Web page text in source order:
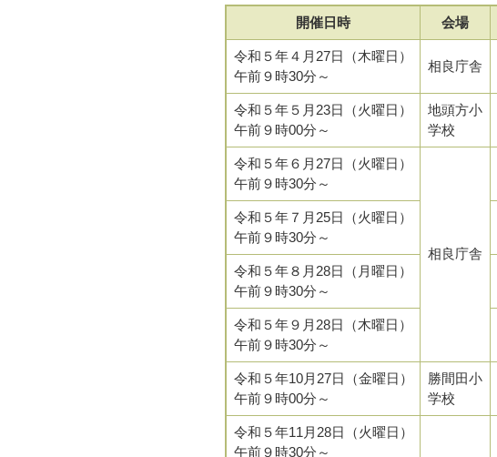
開催日時 会場
令和５年４月27日（木曜日）
午前９時30分～
相良庁舎
令和５年５月23日（火曜日）
午前９時00分～
地頭方小
学校
令和５年６月27日（火曜日）
午前９時30分～
相良庁舎
令和５年７月25日（火曜日）
午前９時30分～
令和５年８月28日（月曜日）
午前９時30分～
令和５年９月28日（木曜日）
午前９時30分～
令和５年10月27日（金曜日）
午前９時00分～
勝間田小
学校
令和５年11月28日（火曜日）
午前９時30分～